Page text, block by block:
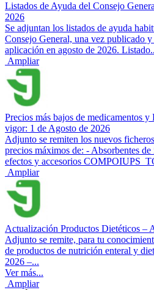
Listados de Ayuda del Consejo
2026
Se adjuntan los listados de ayuda
Consejo General, una vez publicado
aplicación en agosto de 2026.
Ampliar
Precios más bajos de medicamentos
vigor: 1 de Agosto de 2026
Adjunto se remiten los nuevos
precios máximos de: - Absorbentes
efectos y accesorios
Ampliar
Actualización Productos Dietéticos –
Adjunto se remite, para tu
de productos de nutrición enteral y
2026 –...
Ver más...
Ampliar